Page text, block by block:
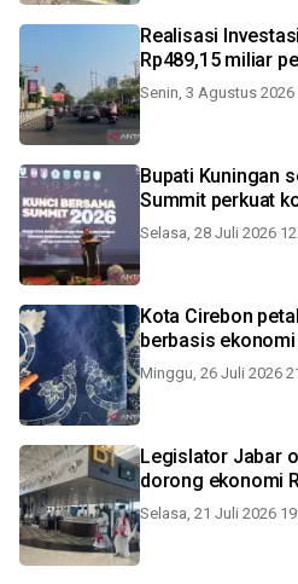
Realisasi
Rp489,15 miliar
Senin, 3 Agustus 2026
Bupati Kuningan
Summit perkuat
Selasa, 28 Juli 2026
Kota Cirebon
berbasis
Minggu, 26 Juli 2026
Legislator Jabar
dorong ekonomi
Selasa, 21 Juli 2026